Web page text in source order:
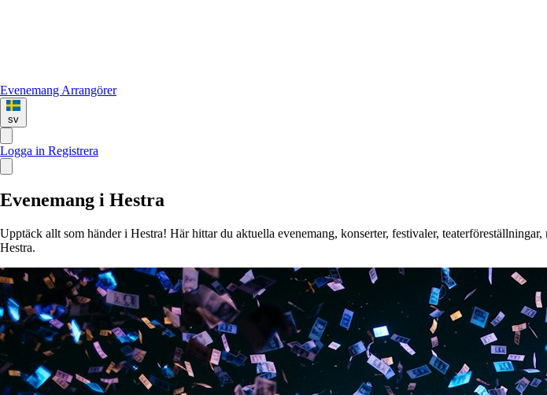
Evenemang Arrangörer
sv
Logga in Registrera
Evenemang i Hestra
Upptäck allt som händer i Hestra! Här hittar du aktuella evenemang, konserter, festivaler,
Hestra.